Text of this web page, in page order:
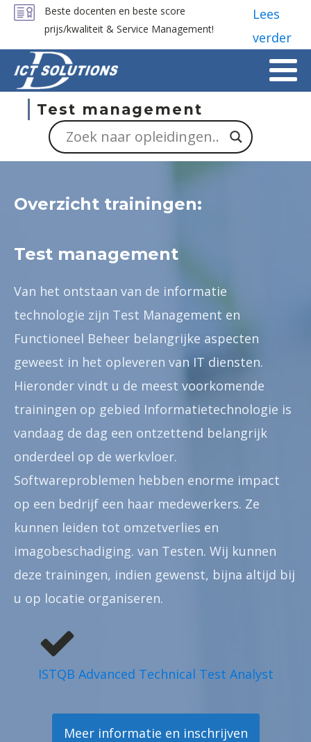
Beste docenten en beste score
prijs/kwaliteit & Service Management!
Lees
verder
Test management
Overzicht trainingen:
Test management
Van het ontstaan van de informatie
technologie zijn Test Management en
Functioneel Beheer belangrijke aspecten
geweest in het opleveren van IT diensten.
Hieronder vindt u de meest voorkomende
trainingen op gebied Informatietechnologie is
vandaag de dag een ontzettend belangrijk
onderdeel op de werkvloer.
Softwareproblemen hebben enorme impact
op een bedrijf een haar medewerkers. Ze
kunnen leiden tot omzetverlies en
imagobeschadiging. van Testen. Wij kunnen
deze trainingen, indien gewenst, bijna altijd bij
u op locatie organiseren.
ISTQB Advanced Technical Test Analyst
Meer informatie en inschrijven